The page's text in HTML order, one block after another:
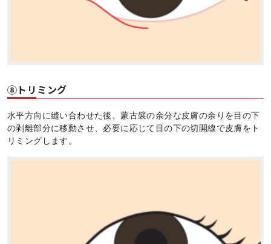
⑧トリミング
水平方向に縫い合わせた後、蒙古襞の余分な皮膚の余りを目の下
の剥離部分に移動させ、必要に応じて目の下の切開線で皮膚をト
リミングします。